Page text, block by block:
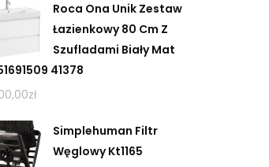
Roca Ona Unik Zestaw
Łazienkowy 80 Cm Z
Szufladami Biały Mat
41378
zł
Simplehuman Filtr
Węglowy Kt1165